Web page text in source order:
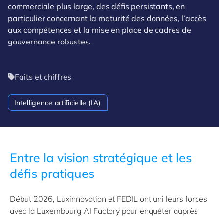
commerciale plus large, des défis persistants, en
particulier concernant la maturité des données, l’accès
aux compétences et la mise en place de cadres de
gouvernance robustes.
Faits et chiffres
Intelligence artificielle (IA)
Entre la vision stratégique et les
défis pratiques
Début 2026, Luxinnovation et FEDIL ont uni leurs forces
avec la Luxembourg AI Factory pour enquêter auprès